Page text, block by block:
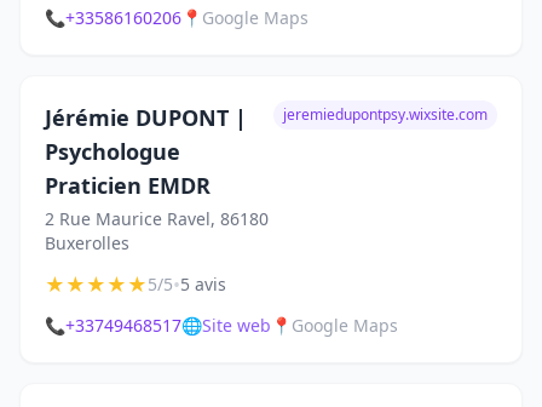
📞+33586160206 📍 Google Maps
Jérémie DUPONT |
Psychologue
Praticien EMDR
2 Rue Maurice Ravel, 86180
Buxerolles
jeremiedupontpsy.wixsite.com
★★★★★5/5•5 avis
📞+33749468517🌐Site web 📍 Google Maps